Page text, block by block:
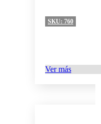
SKU: 760
Ver más